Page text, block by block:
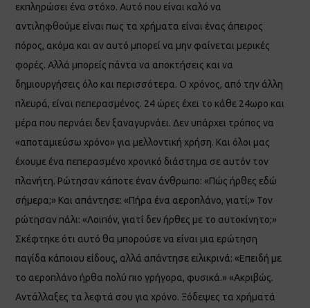
εκπληρώσει ένα στόχο. Αυτό που είναι καλό να
αντιληφθούμε είναι πως τα χρήματα είναι ένας άπειρος
πόρος, ακόμα και αν αυτό μπορεί να μην φαίνεται μερικές
φορές. Αλλά μπορείς πάντα να αποκτήσεις και να
δημιουργήσεις όλο και περισσότερα. Ο χρόνος, από την άλλη
πλευρά, είναι πεπερασμένος. 24 ώρες έχει το κάθε 24ωρο και
μέρα που περνάει δεν ξαναγυρνάει. Δεν υπάρχει τρόπος να
«αποταμιεύσω χρόνο» για μελλοντική χρήση. Και όλοι μας
έχουμε ένα πεπερασμένο χρονικό διάστημα σε αυτόν τον
πλανήτη. Ρώτησαν κάποτε έναν άνθρωπο: «Πώς ήρθες εδώ
σήμερα;» Και απάντησε: «Πήρα ένα αεροπλάνο, γιατί;» Τον
ρώτησαν πάλι: «Λοιπόν, γιατί δεν ήρθες με το αυτοκίνητο;»
Σκέφτηκε ότι αυτό θα μπορούσε να είναι μια ερώτηση
παγίδα κάποιου είδους, αλλά απάντησε ειλικρινά: «Επειδή με
το αεροπλάνο ήρθα πολύ πιο γρήγορα, φυσικά.» «Ακριβώς.
Αντάλλαξες τα λεφτά σου για χρόνο. Ξόδεψες τα χρήματά